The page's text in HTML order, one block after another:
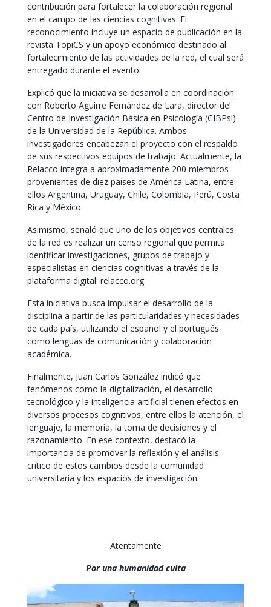
contribución para fortalecer la colaboración regional
en el campo de las ciencias cognitivas. El
reconocimiento incluye un espacio de publicación en la
revista TopiCS y un apoyo económico destinado al
fortalecimiento de las actividades de la red, el cual será
entregado durante el evento.
Explicó que la iniciativa se desarrolla en coordinación
con Roberto Aguirre Fernández de Lara, director del
Centro de Investigación Básica en Psicología (CIBPsi)
de la Universidad de la República. Ambos
investigadores encabezan el proyecto con el respaldo
de sus respectivos equipos de trabajo. Actualmente, la
Relacco integra a aproximadamente 200 miembros
provenientes de diez países de América Latina, entre
ellos Argentina, Uruguay, Chile, Colombia, Perú, Costa
Rica y México.
Asimismo, señaló que uno de los objetivos centrales
de la red es realizar un censo regional que permita
identificar investigaciones, grupos de trabajo y
especialistas en ciencias cognitivas a través de la
plataforma digital: relacco.org.
Esta iniciativa busca impulsar el desarrollo de la
disciplina a partir de las particularidades y necesidades
de cada país, utilizando el español y el portugués
como lenguas de comunicación y colaboración
académica.
Finalmente, Juan Carlos González indicó que
fenómenos como la digitalización, el desarrollo
tecnológico y la inteligencia artificial tienen efectos en
diversos procesos cognitivos, entre ellos la atención, el
lenguaje, la memoria, la toma de decisiones y el
razonamiento. En ese contexto, destacó la
importancia de promover la reflexión y el análisis
crítico de estos cambios desde la comunidad
universitaria y los espacios de investigación.
Atentamente
Por una humanidad culta